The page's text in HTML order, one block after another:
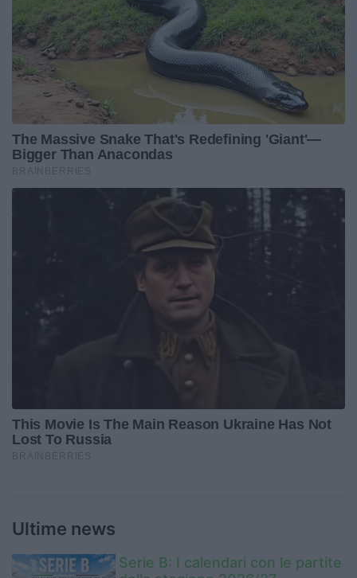
Ultime news
Serie B: I calendari con le partite